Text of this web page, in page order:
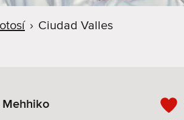
› Ciudad Valles